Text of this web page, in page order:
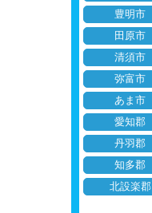
豊明市
田原市
清須市
弥富市
あま市
愛知郡
丹羽郡
知多郡
北設楽郡